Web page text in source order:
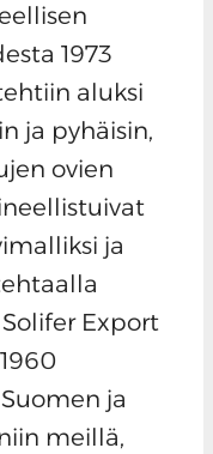
1973
aluksi
ja pyhäisin,
ovien
ja
Export
ja
meillä,